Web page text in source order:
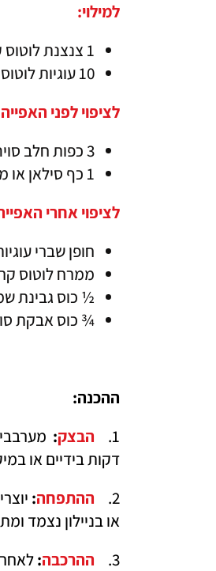
למילוי:
1 צנצנת לוטוס קראנץ'
10 עוגיות לוטוס מפוררות דק
לציפוי לפני
3 כפות חלב סויה
1 כף סילאן או מייפל – אם רוצים
לציפוי אחרי
חופן שברי
ממרח לוטוס
½ כוס גבינת
¾ כוס אבקת
ההכנה:
1.
הבצק:
דקות בידיים או
2.
ההתפחה:
או בניילון נצמד
3.
ההרכבה: